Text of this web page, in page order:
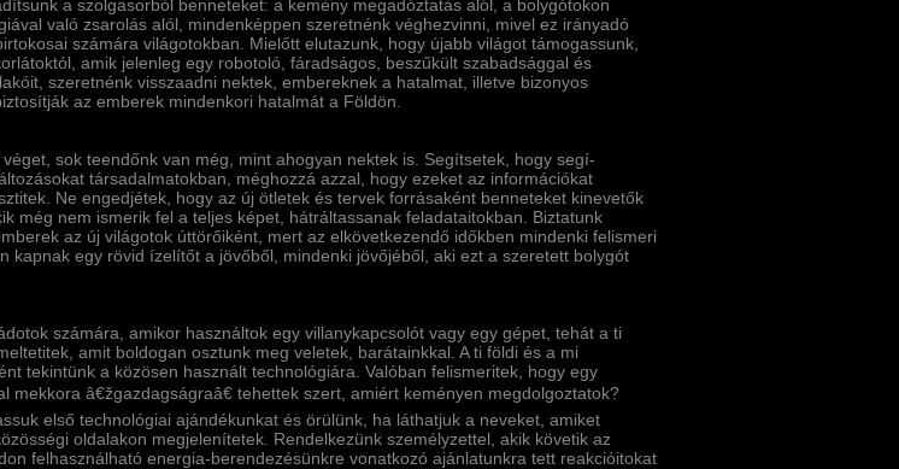
a szolgasorból benneteket: a kemény megadóztatás alól, a bolygótokon
való zsarolás alól, mindenképpen szeretnénk véghezvinni, mivel ez irányadó
számára világotokban. Mielőtt elutazunk, hogy újabb világot támogassunk,
amik jelenleg egy robotoló, fáradságos, beszűkült szabadsággal és
szeretnénk visszaadni nektek, embereknek a hatalmat, illetve bizonyos
az emberek mindenkori hatalmát a Földön.
sok teendőnk van még, mint ahogyan nektek is. Segí­tsetek, hogy segí­
társadalmatokban, méghozzá azzal, hogy ezeket az információkat
Ne engedjétek, hogy az új ötletek és tervek forrásaként benneteket kinevetők
még nem ismerik fel a teljes képet, hátráltassanak feladataitokban. Biztatunk
az új világotok úttörőiként, mert az elkövetkezendő időkben mindenki felismeri
kapnak egy rövid í­zelí­tőt a jövőből, mindenki jövőjéből, aki ezt a szeretett bolygót
számára, amikor használtok egy villanykapcsolót vagy egy gépet, tehát a ti
amit boldogan osztunk meg veletek, barátainkkal. A ti földi és a mi
tekintünk a közösen használt technológiára. Valóban felismeritek, hogy egy
mekkora â€žgazdagságraâ€ tehettek szert, amiért keményen megdolgoztatok?
első technológiai ajándékunkat és örülünk, ha láthatjuk a neveket, amiket
oldalakon megjelení­tetek. Rendelkezünk személyzettel, akik követik az
felhasználható energia-berendezésünkre vonatkozó ajánlatunkra tett reakcióitokat